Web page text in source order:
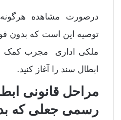
درصورت مشاهده
توصیه این است که بدون
ملکی اداری مجرب کمک
ابطال سند را آغاز کنید.
مراحل قانونی
رسمی جعلی که